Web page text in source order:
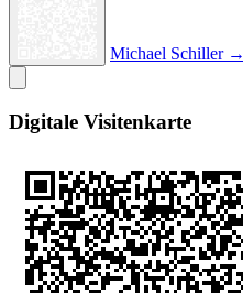
Michael Schiller →
Digitale Visitenkarte